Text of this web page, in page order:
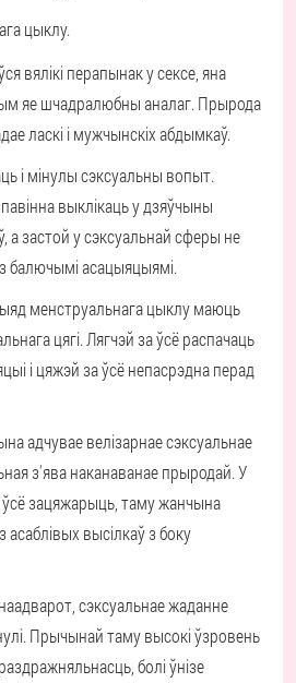
цыклу.
вялікі перапынак у сексе, яна
яе шчадралюбны аналаг. Прырода
ласкі і мужчынскіх абдымкаў.
і мінулы сэксуальны вопыт.
выклікаць у дзяўчыны
а застой у сэксуальнай сферы не
балючымі асацыяцыямі.
менструальнага цыклу маюць
цягі. Лягчэй за ўсё распачаць
і цяжэй за ўсё непасрэдна перад
адчувае велізарнае сэксуальнае
з'ява наканаванае прыродай. У
зацяжарыць, таму жанчына
асаблівых высілкаў з боку
сэксуальнае жаданне
Прычынай таму высокі ўзровень
болі ўнізе